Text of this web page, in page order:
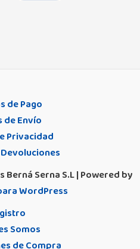
de Pago
de Envío
Privacidad
Serna S.L | Powered by
WordPress
Somos
de Compra